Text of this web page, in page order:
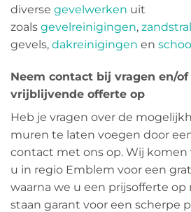
diverse gevelwerken uit
zoals gevelreinigingen,
gevels, dakreinigingen en
Neem contact bij vragen en/of
vrijblijvende offerte op
Heb je vragen over de
muren te laten voegen door
contact met ons op. Wij komen
u in regio Emblem voor een
waarna we u een prijsofferte op
staan garant voor een scherpe